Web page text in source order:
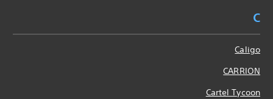
C
Caligo
CARRION
Cartel Tycoon